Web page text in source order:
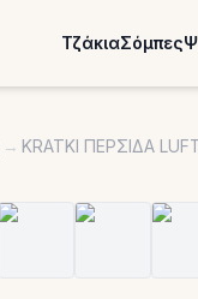
ΤζάκιαΣόμπες
→ KRATKI ΠΕΡΣΙΔΑ